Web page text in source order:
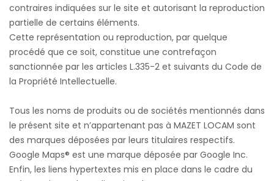
contraires indiquées sur le site et autorisant la reproduction
partielle de certains éléments.
Cette représentation ou reproduction, par quelque
procédé que ce soit, constitue une contrefaçon
sanctionnée par les articles L.335-2 et suivants du Code de
la Propriété Intellectuelle.
Tous les noms de produits ou de sociétés mentionnés dans
le présent site et n’appartenant pas à MAZET LOCAM sont
des marques déposées par leurs titulaires respectifs.
Google Maps® est une marque déposée par Google Inc.
Enfin, les liens hypertextes mis en place dans le cadre du